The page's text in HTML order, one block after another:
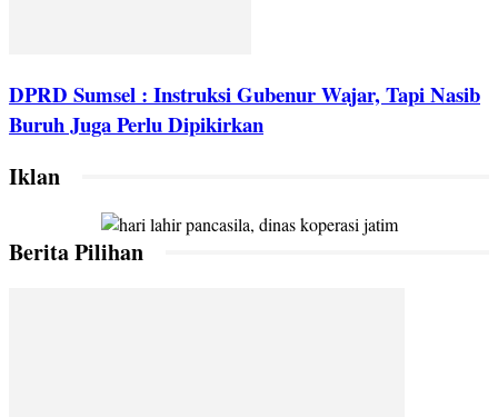
DPRD Sumsel : Instruksi Gubenur Wajar, Tapi Nasib
Buruh Juga Perlu Dipikirkan
Iklan
Berita Pilihan